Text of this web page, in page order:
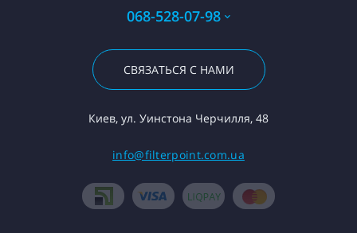
068-528-07-98
СВЯЗАТЬСЯ С НАМИ
Киев, ул. Уинстона Черчилля, 48
info@filterpoint.com.ua